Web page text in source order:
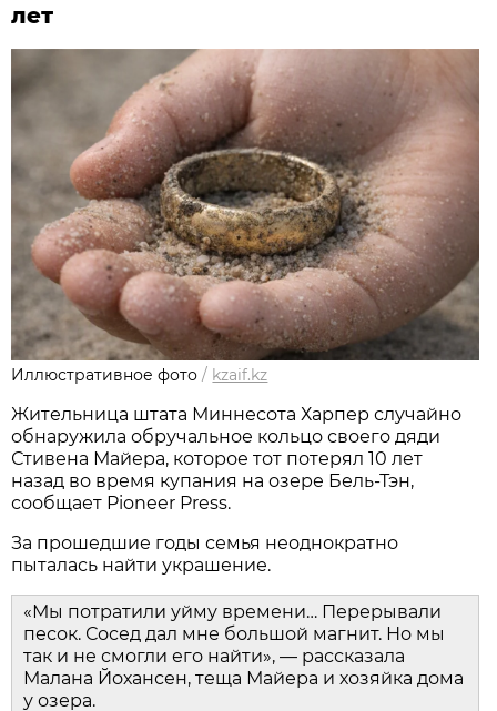
лет
Иллюстративное фото / kzaif.kz
Жительница штата Миннесота Харпер случайно
обнаружила обручальное кольцо своего дяди
Стивена Майера, которое тот потерял 10 лет
назад во время купания на озере Бель-Тэн,
сообщает Pioneer Press.
За прошедшие годы семья неоднократно
пыталась найти украшение.
«Мы потратили уйму времени… Перерывали
песок. Сосед дал мне большой магнит. Но мы
так и не смогли его найти», — рассказала
Малана Йохансен, теща Майера и хозяйка дома
у озера.